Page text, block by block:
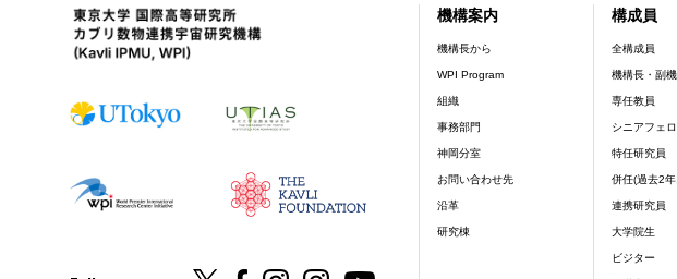
footer_main_menu
機構案内
機構長から
WPI Program
組織
事務部門
神岡分室
お問い合わせ先
沿革
研究棟
構成員
全構成員
機構長・副
専任教員
シニアフェ
特任研究員
併任(過去2
連携研究員
大学院生
ビジター